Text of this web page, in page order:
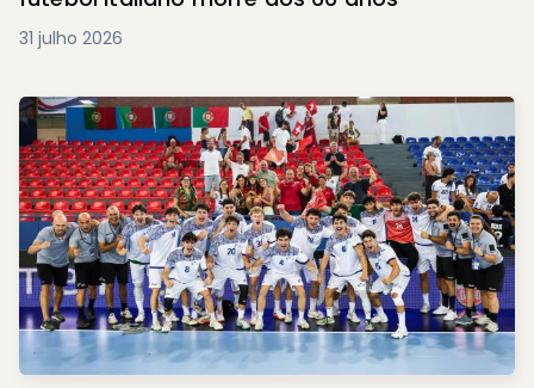
31 julho 2026